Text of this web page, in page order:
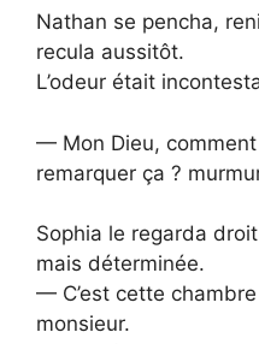
Nathan se pencha,
recula aussitôt.
L’odeur était
— Mon Dieu,
remarquer ça ?
Sophia le regarda
mais déterminée.
— C’est cette
monsieur.